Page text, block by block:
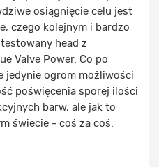
osiągnięcie celu jest
czego kolejnym i bardzo
head z
Valve Power. Co po
jedynie ogrom możliwości
poświęcenia sporej ilości
barw, ale jak to
świecie - coś za coś.